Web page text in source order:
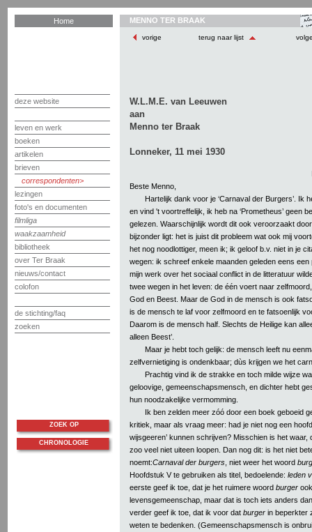
Home
deze website
leven en werk
boeken
artikelen
brieven
correspondenten
lezingen
foto's en documenten
filmliga
waakzaamheid
bibliotheek
over Ter Braak
nieuws/contact
colofon
de stichting/faq
zoeken
MENNO TER BRAAK
vorige terug naar lijst
W.L.M.E. van Leeuwen
aan
Menno ter Braak
Lonneker, 11 mei 1930
Beste Menno,
Hartelijk dank voor je ‘Carnaval der Burgers’. Ik
en vind 't voortreffelijk, ik heb na ‘Prometheus’ geen
gelezen. Waarschijnlijk wordt dit ook veroorzaakt
bijzonder ligt: het is juist dit probleem wat ook mij
het nog noodlottiger, meen ik; ik geloof b.v. niet in je
wegen: ik schreef enkele maanden geleden eens
mijn werk over het sociaal conflict in de litteratuur
twee wegen in het leven: de één voert naar
God en Beest. Maar de God in de mensch is ook
is de mensch te laf voor zelfmoord en te fatsoenlijk
Daarom is de mensch half. Slechts de Heilige kan
alleen Beest’.
Maar je hebt toch gelijk: de mensch leeft nu
zelfvernietiging is ondenkbaar; dùs krijgen we het
Prachtig vind ik de strakke en toch milde wijze
geloovige, gemeenschapsmensch, en dichter hebt
hun noodzakelijke vermomming.
Ik ben zelden meer zóó door een boek geboeid
kritiek, maar als vraag meer: had je niet nog een
wijsgeeren’ kunnen schrijven? Misschien is het waar,
zoo veel niet uiteen loopen. Dan nog dit: is het niet
noemt:Carnaval der burgers , niet weer het woord
Hoofdstuk V te gebruiken als titel, bedoelende: leden
eerste geef ik toe, dat je het ruimere woord burger
levensgemeenschap, maar dat is toch iets anders
verder geef ik toe, dat ik voor dat burger in beperkter
weten te bedenken. (Gemeenschapsmensch is
ZOEK OP
CHRONOLOGIE